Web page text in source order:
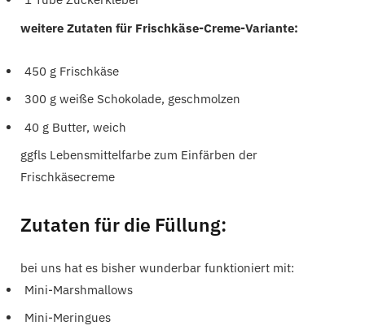
weitere Zutaten für Frischkäse-Creme-Variante:
450 g Frischkäse
300 g weiße Schokolade, geschmolzen
40 g Butter, weich
ggfls Lebensmittelfarbe zum Einfärben der
Frischkäsecreme
Zutaten für die Füllung:
bei uns hat es bisher wunderbar funktioniert mit:
Mini-Marshmallows
Mini-Meringues